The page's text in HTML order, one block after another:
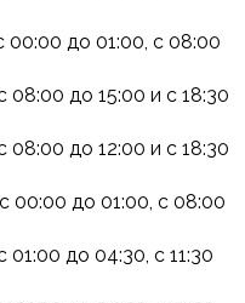
00:00 до 01:00, с 08:00
08:00 до 15:00 и с 18:30
08:00 до 12:00 и с 18:30
00:00 до 01:00, с 08:00
до 04:30, с 11:30